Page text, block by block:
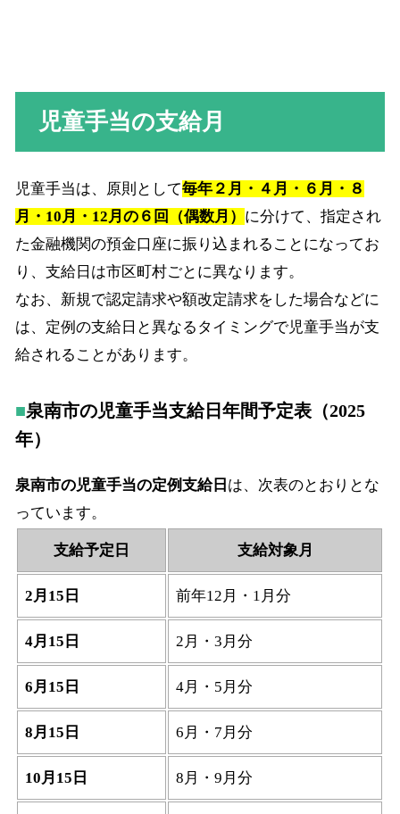
児童手当の支給月
児童手当は、原則として毎年２月・４月・６月・８
月・10月・12月の６回（偶数月） に分けて、指定され
た金融機関の預金口座に振り込まれることになってお
り、支給日は市区町村ごとに異なります。
なお、新規で認定請求や額改定請求をした場合などに
は、定例の支給日と異なるタイミングで児童手当が支
給されることがあります。
泉南市の児童手当支給日年間予定表（2025
年）
泉南市の児童手当の定例支給日 は、次表のとおりとな
っています。
支給予定日 支給対象月
2月15日 前年12月・1月分
4月15日 2月・3月分
6月15日 4月・5月分
8月15日 6月・7月分
10月15日 8月・9月分